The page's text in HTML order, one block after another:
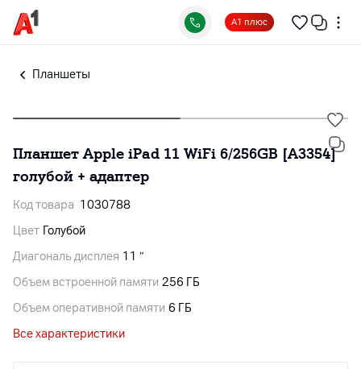
А1 плюс
Планшеты
Планшет Apple iPad 11 WiFi 6/256GB [A3354]
голубой + адаптер
Код товара 1030788
Цвет Голубой
Диагональ дисплея 11 ″
Объем встроенной памяти 256 ГБ
Объем оперативной памяти 6 ГБ
Все характеристики